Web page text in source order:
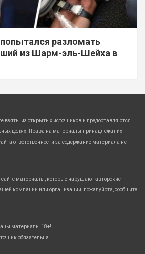
разломать
из Шарм-эль-Шейха в
взяты из открытых источников и предоставляются
целях. Права на материалы принадлежат их
ответственности за содержание материала не
материалы, которые нарушают авторские
компании или организации, пожалуйста, сообщите
материалы 18+!
обязательна.